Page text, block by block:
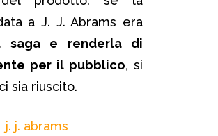
a J. J. Abrams era
saga e renderla di
per il pubblico, si
sia riuscito.